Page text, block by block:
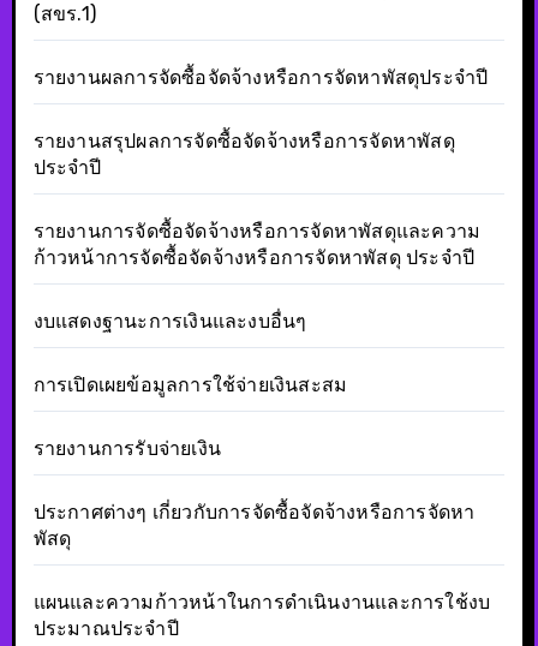
(สขร.1)
รายงานผลการจัดซื้อจัดจ้างหรือการจัดหาพัสดุประจำปี
รายงานสรุปผลการจัดซื้อจัดจ้างหรือการจัดหาพัสดุ
ประจำปี
รายงานการจัดซื้อจัดจ้างหรือการจัดหาพัสดุและความ
ก้าวหน้าการจัดซื้อจัดจ้างหรือการจัดหาพัสดุ ประจำปี
งบแสดงฐานะการเงินและงบอื่นๆ
การเปิดเผยข้อมูลการใช้จ่ายเงินสะสม
รายงานการรับจ่ายเงิน
ประกาศต่างๆ เกี่ยวกับการจัดซื้อจัดจ้างหรือการจัดหา
พัสดุ
แผนและความก้าวหน้าในการดำเนินงานและการใช้งบ
ประมาณประจำปี